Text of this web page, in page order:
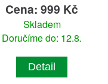
Cena: 999 Kč
Skladem
Doručíme do: 12.8.
Detail